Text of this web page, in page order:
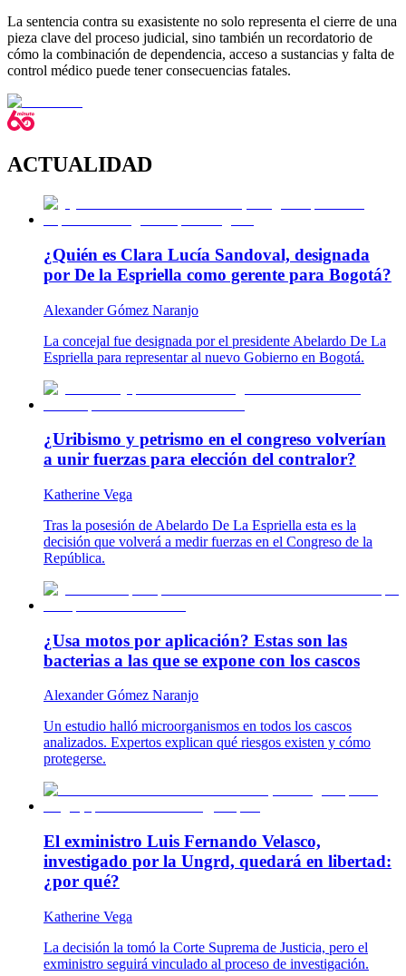
La sentencia contra su exasistente no solo representa el cierre de una
pieza clave del proceso judicial, sino también un recordatorio de
cómo la combinación de dependencia, acceso a sustancias y falta de
control médico puede tener consecuencias fatales.
ACTUALIDAD
¿Quién es Clara Lucía Sandoval, designada
por De la Espriella como gerente para Bogotá?
Alexander Gómez Naranjo
La concejal fue designada por el presidente Abelardo De La
Espriella para representar al nuevo Gobierno en Bogotá.
¿Uribismo y petrismo en el congreso volverían
a unir fuerzas para elección del contralor?
Katherine Vega
Tras la posesión de Abelardo De La Espriella esta es la
decisión que volverá a medir fuerzas en el Congreso de la
República.
¿Usa motos por aplicación? Estas son las
bacterias a las que se expone con los cascos
Alexander Gómez Naranjo
Un estudio halló microorganismos en todos los cascos
analizados. Expertos explican qué riesgos existen y cómo
protegerse.
El exministro Luis Fernando Velasco,
investigado por la Ungrd, quedará en libertad:
¿por qué?
Katherine Vega
La decisión la tomó la Corte Suprema de Justicia, pero el
exministro seguirá vinculado al proceso de investigación.